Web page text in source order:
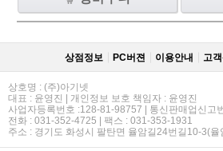
상점정보 PC버젼 이용안내 고
상호명 : (주)아기넷
대표 : 윤영진 | 개인정보 보호 책임자 : 윤영진
사업자등록번호 :128-81-98757 | 통신판매업신고
전화 : 031-352-4725 | 팩스 : 031-353-1931
주소 : 경기도 화성시 팔탄면 율암길24번길10-3(율